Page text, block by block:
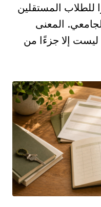
39,030 دولارًا للطلاب المستقلين
المعنى
ليست إلا جزءًا من